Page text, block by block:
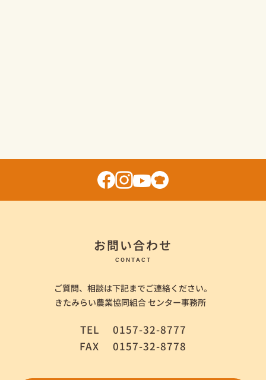
お問い合わせ
CONTACT
ご質問、相談は下記までご連絡ください。
きたみらい農業協同組合 センター事務所
TEL 0157-32-8777
FAX 0157-32-8778